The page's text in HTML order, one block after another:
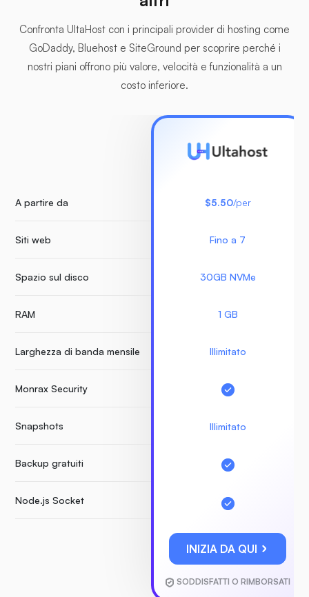
Confronta UltaHost con i principali provider di hosting come
GoDaddy, Bluehost e SiteGround per scoprire perché i
nostri piani offrono più valore, velocità e funzionalità a un
costo inferiore.
A partire da
Siti web
Spazio sul disco
RAM
Larghezza di banda mensile
Monrax Security
Snapshots
Backup gratuiti
Node.js Socket
$5.50/per
Fino a 7
30GB NVMe
1 GB
Illimitato
Illimitato
INIZIA DA QUI
SODDISFATTI O RIMBORSATI